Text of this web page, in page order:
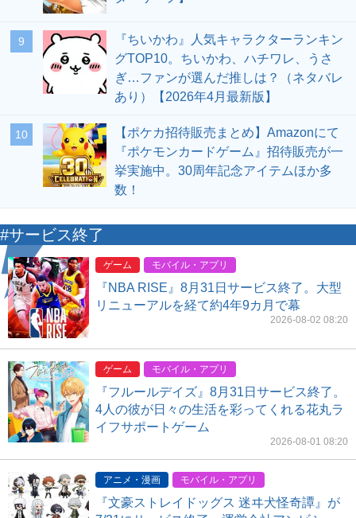
9
『ちいかわ』人気キャラクターランキン
グTOP10。ちいかわ、ハチワレ、うさ
ぎ…ファンが選んだ推しは？（ネタバレ
あり）【2026年4月最新版】
10
【ポケカ招待販売まとめ】Amazonにて
『ポケモンカードゲーム』招待販売が一
挙実施中。30周年記念アイテムほか多
数！
#サービス終了
ゲーム モバイル・アプリ
『NBA RISE』8月31日サービス終了。大型
リニューアルを経て約4年9カ月で幕
2026-08-02 08:20
ゲーム モバイル・アプリ
『フルールデイズ』8月31日サービス終了。
4人の彼が日々の生活を彩ってくれる花丸ラ
イフサポートゲーム
2026-08-01 08:20
アニメ・漫画 モバイル・アプリ
『文豪ストレイドッグス 迷ヰ犬怪奇譚』が